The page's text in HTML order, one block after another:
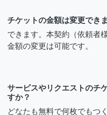
チケットの金額は変更でき
できます。本契約（依頼者
金額の変更は可能です。
サービスやリクエストのチ
すか？
どなたも無料で何枚でもつ